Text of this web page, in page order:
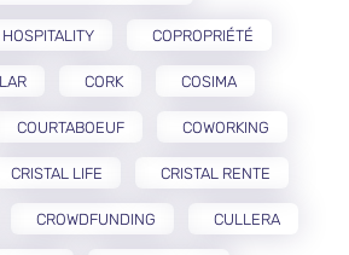
COPROPRIÉTÉ
CORK COSIMA
COURTABOEUF COWORKING
CRISTAL LIFE CRISTAL RENTE
CROWDFUNDING CULLERA